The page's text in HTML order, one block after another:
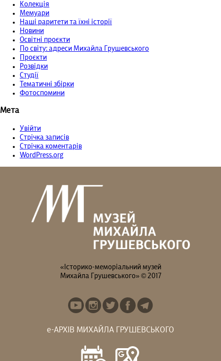
Колекція
Мемуари
Наші раритети та їхні історії
Новини
Освітні проєкти
По світу: адреси Михайла Грушевського
Проєкти
Розвідки
Студії
Тематичні збірки
Фотоспомини
Мета
Увійти
Стрічка записів
Стрічка коментарів
WordPress.org
«Історико-меморіальний музей
Михайла Грушевського» © 2017
е-АРХІВ МИХАЙЛА ГРУШЕВСЬКОГО